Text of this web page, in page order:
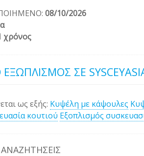
08/10/2026
χρόνος
ΣΕ
ως εξής: Κυψέλη με κάψουλες
κουτιού Εξοπλισμός